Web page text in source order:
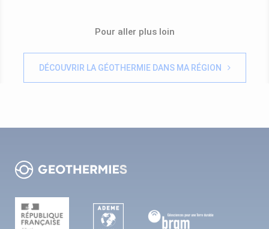
Pour aller plus loin
DÉCOUVRIR LA GÉOTHERMIE DANS MA RÉGION